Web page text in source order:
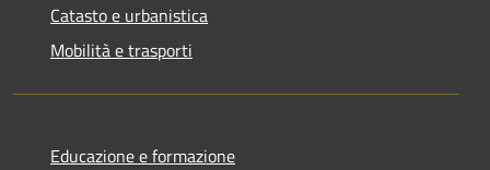
Catasto e urbanistica
Mobilità e trasporti
Educazione e formazione